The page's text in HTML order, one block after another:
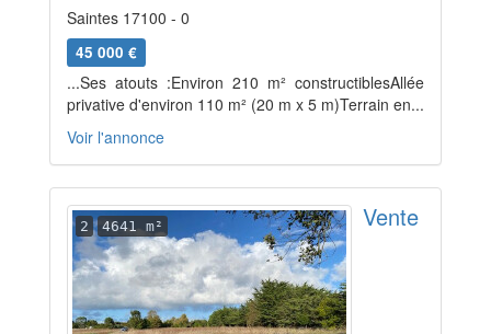
Saintes 17100 - 0
45 000 €
...Ses atouts :Environ 210 m² constructiblesAllée
privative d'environ 110 m² (20 m x 5 m)Terrain en...
Voir l'annonce
2 4641 m² Vente